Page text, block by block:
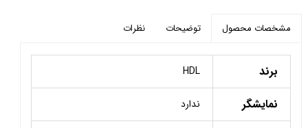
مشخصات محصول توضیحات نظرات
برند HDL
نمایشگر ندارد